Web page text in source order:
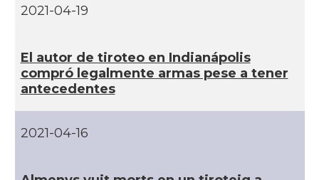
CAMON
CAMON Catalans a MIAMI
CAMON
CAMON
CAMON Catalans a NEW MEXICO
2021-04-19
El autor de tiroteo en Indianápolis
compró legalmente armas pese a tener
antecedentes
2021-04-16